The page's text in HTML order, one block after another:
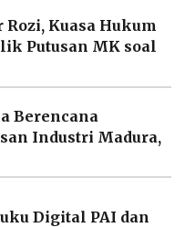
Kuasa Hukum
Putusan MK soal
Berencana
Industri Madura,
Digital PAI dan